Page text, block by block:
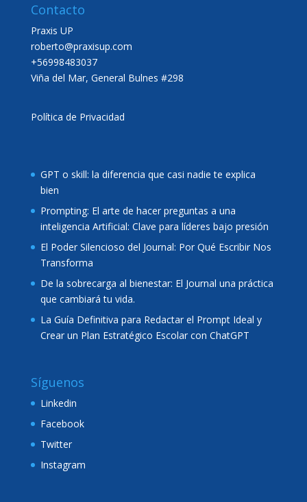
Contacto
Praxis UP
roberto@praxisup.com
+56998483037
Viña del Mar, General Bulnes #298
Política de Privacidad
GPT o skill: la diferencia que casi nadie te explica
bien
Prompting: El arte de hacer preguntas a una
inteligencia Artificial: Clave para líderes bajo presión
El Poder Silencioso del Journal: Por Qué Escribir Nos
Transforma
De la sobrecarga al bienestar: El Journal una práctica
que cambiará tu vida.
La Guía Definitiva para Redactar el Prompt Ideal y
Crear un Plan Estratégico Escolar con ChatGPT
Síguenos
Linkedin
Facebook
Twitter
Instagram